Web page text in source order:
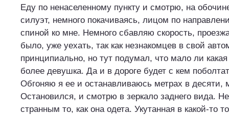
Еду по ненаселенному пункту и смотрю, на
силуэт, немного покачиваясь, лицом по
спиной ко мне. Немного сбавляю скорость,
было, уже уехать, так как незнакомцев в свой
принципиально, но тут подумал, что мало ли
более девушка. Да и в дороге будет с кем
Обгоняю я ее и останавливаюсь метрах в десяти,
Остановился, и смотрю в зеркало заднего вида.
странным то, как она одета. Укутанная в какой-то